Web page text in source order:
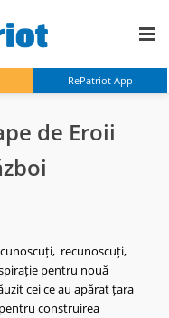
RePatriot App
de Eroii
recunoscuți,
pentru nouă
cei ce au apărat țara
construirea